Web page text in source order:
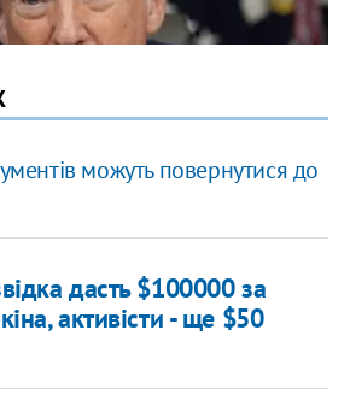
можуть повернутися до
дасть $100000 за
активісти - ще $50